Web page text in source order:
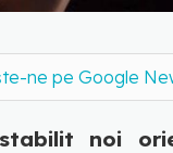
ne pe Google
noi